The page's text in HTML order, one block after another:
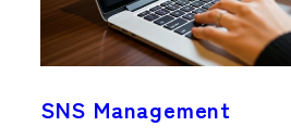
SNS Management